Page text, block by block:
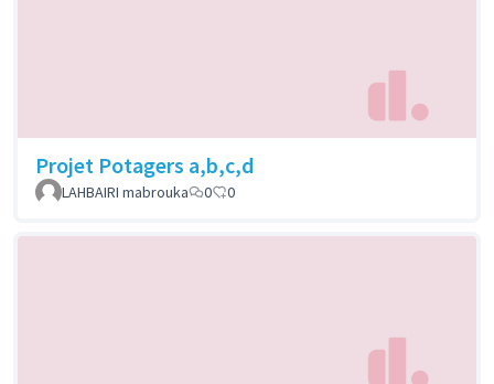
Projet Potagers a,b,c,d
LAHBAIRI mabrouka 0 0